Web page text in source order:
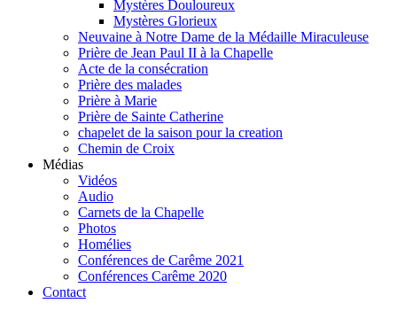
Mystères Douloureux
Mystères Glorieux
Neuvaine à Notre Dame de la Médaille Miraculeuse
Prière de Jean Paul II à la Chapelle
Acte de la consécration
Prière des malades
Prière à Marie
Prière de Sainte Catherine
chapelet de la saison pour la creation
Chemin de Croix
Médias
Vidéos
Audio
Carnets de la Chapelle
Photos
Homélies
Conférences de Carême 2021
Conférences Carême 2020
Contact